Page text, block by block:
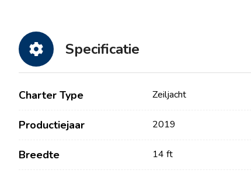
Specificatie
Charter Type Zeiljacht
Productiejaar 2019
Breedte 14 ft